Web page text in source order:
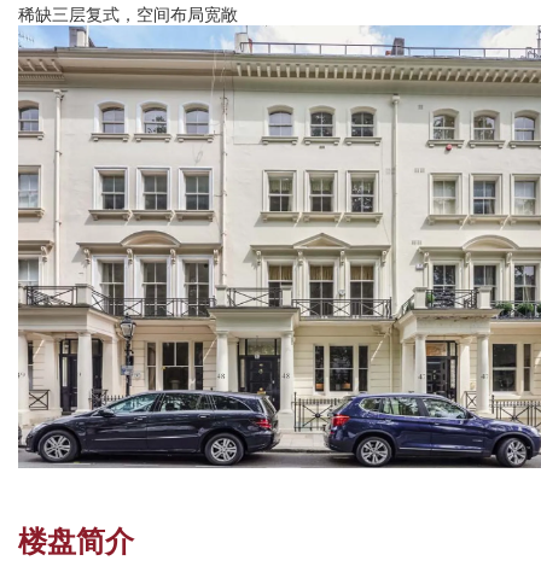
稀缺三层复式，空间布局宽敞
楼盘简介